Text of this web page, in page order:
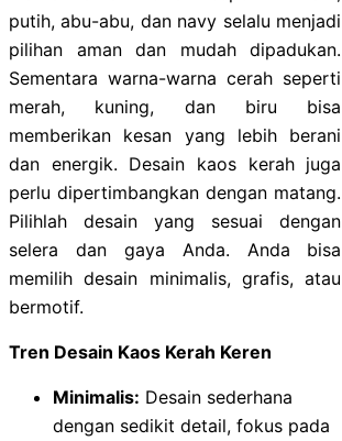
putih, abu-abu, dan navy selalu menjadi
pilihan aman dan mudah dipadukan.
Sementara warna-warna cerah seperti
merah, kuning, dan biru bisa
memberikan kesan yang lebih berani
dan energik. Desain kaos kerah juga
perlu dipertimbangkan dengan matang.
Pilihlah desain yang sesuai dengan
selera dan gaya Anda. Anda bisa
memilih desain minimalis, grafis, atau
bermotif.
Tren Desain Kaos Kerah Keren
Minimalis: Desain sederhana
dengan sedikit detail, fokus pada